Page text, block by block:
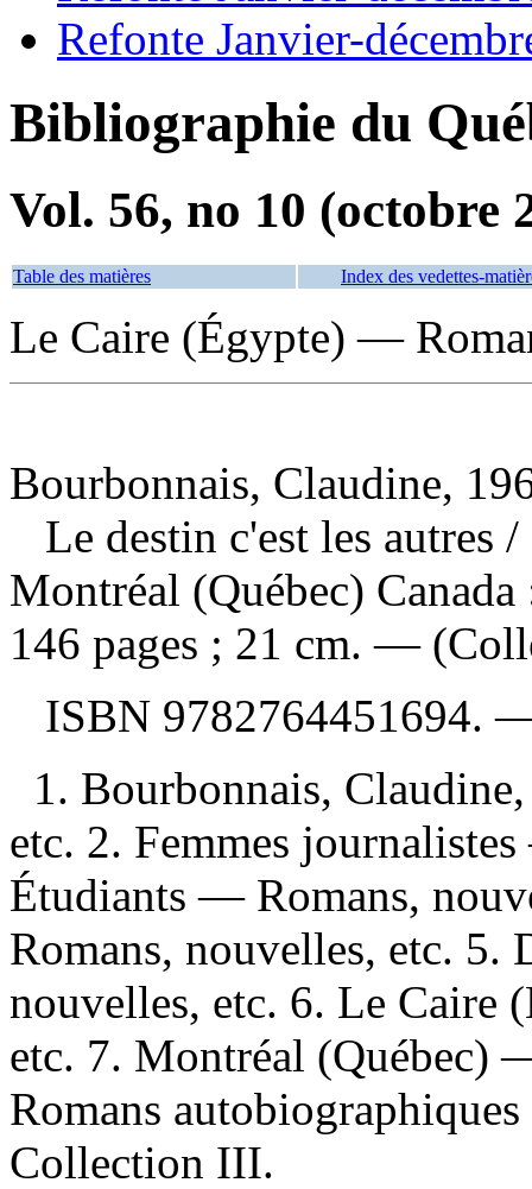
Refonte Janvier-
Bibliographie du
Vol. 56, no 10 (octobre
Table des matières Index des vedettes-
Le Caire (Égypte) —
Bourbonnais, Claudine,
Le destin c'est les autres /
Montréal (Québec)
146 pages ; 21 cm. —
ISBN 9782764451694.
1. Bourbonnais,
etc. 2. Femmes
Étudiants — Romans,
Romans, nouvelles, etc.
nouvelles, etc. 6. Le Caire
etc. 7. Montréal (Québec)
Romans
Collection III.